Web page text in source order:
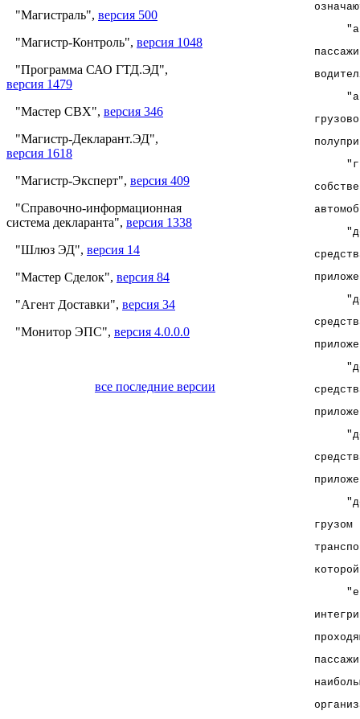
"Магистраль", версия 500
"Магистр-Контроль", версия 1048
"Программа САО ГТД.ЭД",
версия 1479
"Мастер СВХ", версия 346
"Магистр-Декларант.ЭД",
версия 1618
"Магистр-Эксперт", версия 409
"Справочно-информационная
система декларанта", версия 1338
"Шлюз ЭД", версия 14
"Мастер Сделок", версия 84
"Агент Доставки", версия 34
"Монитор ЭПС", версия 4.0.0.0
все последние версии
грузом